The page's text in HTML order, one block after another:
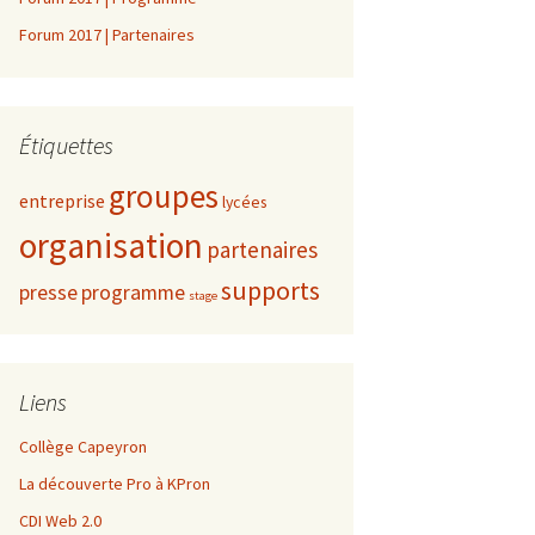
Forum 2017 | Partenaires
Étiquettes
entreprise groupes lycées
organisation partenaires
presseprogramme stage supports
Liens
Collège Capeyron
La découverte Pro à KPron
CDI Web 2.0